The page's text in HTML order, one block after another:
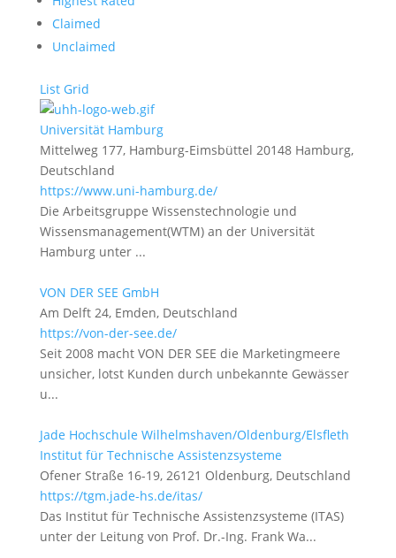
Claimed
Unclaimed
List Grid
Universität Hamburg
Mittelweg 177, Hamburg-Eimsbüttel 20148 Hamburg,
Deutschland
https://www.uni-hamburg.de/
Die Arbeitsgruppe Wissenstechnologie und
Wissensmanagement(WTM) an der Universität
Hamburg unter ...
VON DER SEE GmbH
Am Delft 24, Emden, Deutschland
https://von-der-see.de/
Seit 2008 macht VON DER SEE die Marketingmeere
unsicher, lotst Kunden durch unbekannte Gewässer
u...
Jade Hochschule Wilhelmshaven/Oldenburg/Elsfleth
Institut für Technische Assistenzsysteme
Ofener Straße 16-19, 26121 Oldenburg, Deutschland
https://tgm.jade-hs.de/itas/
Das Institut für Technische Assistenzsysteme (ITAS)
unter der Leitung von Prof. Dr.-Ing. Frank Wa...